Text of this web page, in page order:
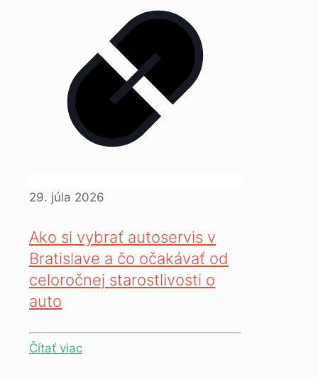
29. júla 2026
Ako si vybrať autoservis v
Bratislave a čo očakávať od
celoročnej starostlivosti o
auto
Čítať viac